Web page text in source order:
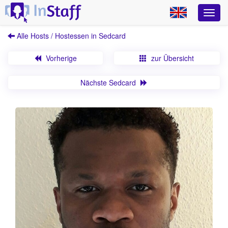
Alle Hosts / Hostessen in Sedcard
Vorherige zur Übersicht
Nächste Sedcard